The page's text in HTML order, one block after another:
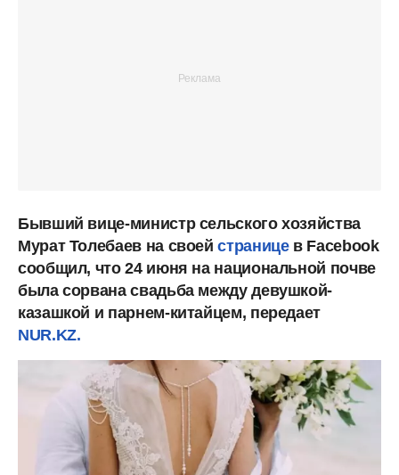
Бывший вице-министр сельского хозяйства
Мурат Толебаев на своейстранице в Facebook
сообщил, что 24 июня на национальной почве
была сорвана свадьба между девушкой-
казашкой и парнем-китайцем, передает
NUR.KZ.